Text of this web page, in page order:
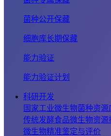
菌种公开保藏
细胞库长期保藏
能力验证
能力验证计划
科研开发
国家工业微生物菌种资
传统发酵食品微生物资源
微生物精准鉴定与评价